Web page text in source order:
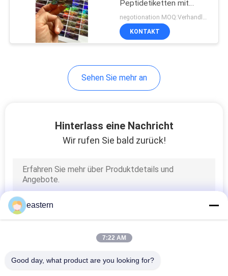
Medizin-Flaschen-
kleine Glasphiolen
Peptidetiketten mit
glänzendem Lack
negotionation MOQ:Verhandlungen
KONTAKT
Sehen Sie mehr an
Hinterlass eine Nachricht
Wir rufen Sie bald zurück!
eastern
7:22 AM
Good day, what product are you looking for?